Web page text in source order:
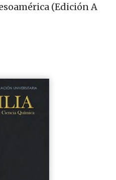
(Edición A